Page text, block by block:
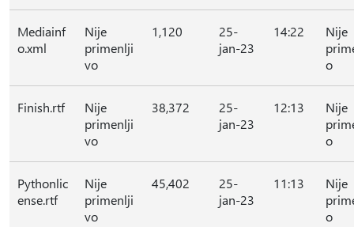
Mediainf
o.xml
Nije
primenlji
vo
1,120
25-
jan-23
14:22
Nije
o
Finish.rtf
Nije
primenlji
vo
38,372
25-
jan-23
12:13
Nije
o
Pythonlic
ense.rtf
Nije
primenlji
vo
45,402
25-
jan-23
11:13
Nije
o